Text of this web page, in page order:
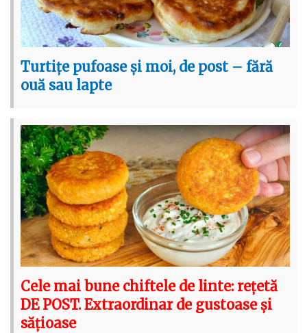
Turtițe pufoase și moi, de post – fără
ouă sau lapte
Cele mai bune chiftele de linte: rețetă
DE POST. Extraordinar de gustoase și
sățioase